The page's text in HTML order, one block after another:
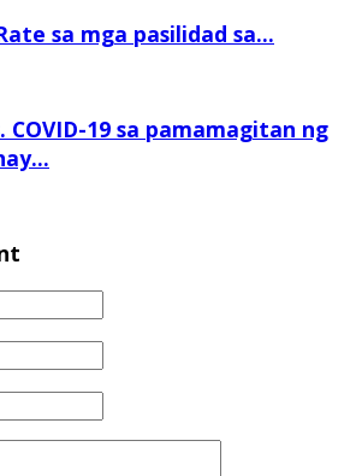
sa mga pasilidad sa...
COVID-19 sa pamamagitan ng